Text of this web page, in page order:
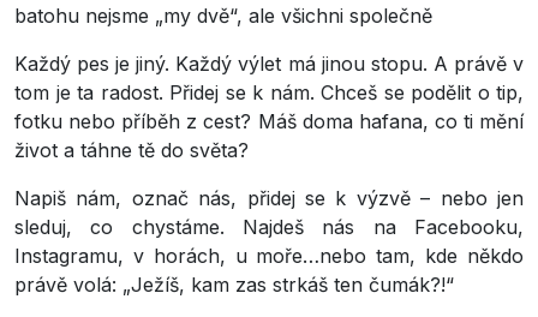
batohu nejsme „my dvě“, ale všichni společně
Každý pes je jiný. Každý výlet má jinou stopu. A právě v
tom je ta radost. Přidej se k nám. Chceš se podělit o tip,
fotku nebo příběh z cest? Máš doma hafana, co ti mění
život a táhne tě do světa?
Napiš nám, označ nás, přidej se k výzvě – nebo jen
sleduj, co chystáme. Najdeš nás na Facebooku,
Instagramu, v horách, u moře…nebo tam, kde někdo
právě volá: „Ježíš, kam zas strkáš ten čumák?!“